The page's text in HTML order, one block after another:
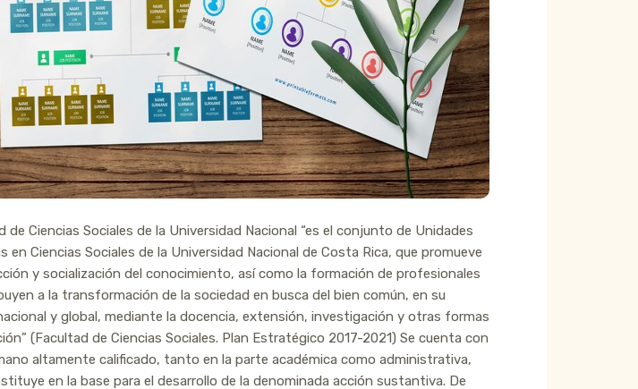
de Ciencias Sociales de la Universidad Nacional “es el conjunto de Unidades
en Ciencias Sociales de la Universidad Nacional de Costa Rica, que promueve
y socialización del conocimiento, así como la formación de profesionales
a la transformación de la sociedad en busca del bien común, en su
y global, mediante la docencia, extensión, investigación y otras formas
(Facultad de Ciencias Sociales. Plan Estratégico 2017-2021) Se cuenta con
altamente calificado, tanto en la parte académica como administrativa,
en la base para el desarrollo de la denominada acción sustantiva. De